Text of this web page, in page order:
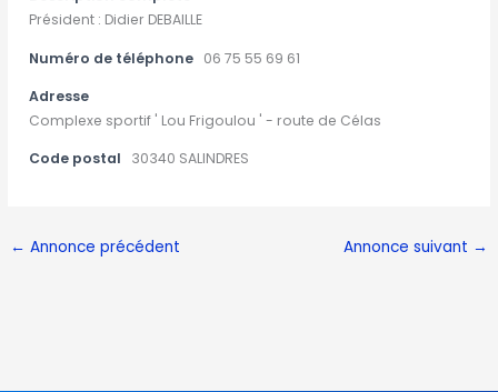
Président : Didier DEBAILLE
Numéro de téléphone 06 75 55 69 61
Adresse
Complexe sportif ' Lou Frigoulou ' - route de Célas
Code postal
30340 SALINDRES
← Annonce précédent Annonce suivant →